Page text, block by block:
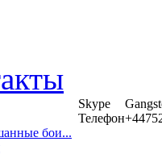
бои...
Skype
Телефон